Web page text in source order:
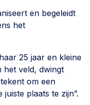
en begeleidt
het
25 jaar en kleine
het veld, dwingt
om een
plaats te zijn”.